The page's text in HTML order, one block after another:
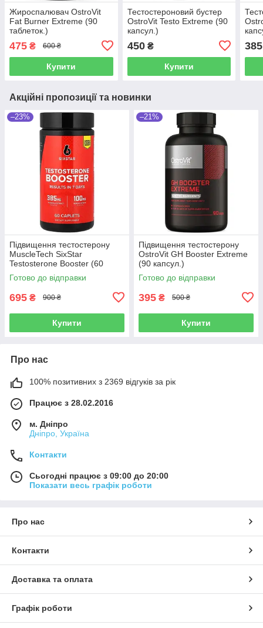
Жироспалювач OstroVit
Fat Burner Extreme (90
таблеток.)
475 ₴ 600 ₴
Купити
Тестостероновий бустер
OstroVit Testo Extreme (90
капсул.)
450₴
Купити
385
Акційні пропозиції та новинки
–23%
Підвищення тестостерону
MuscleTech SixStar
Testosterone Booster (60
капсул.)
Готово до відправки
695 ₴ 900 ₴
Купити
–21%
Підвищення тестостерону
OstroVit GH Booster Extreme
(90 капсул.)
Готово до відправки
395 ₴ 500 ₴
Купити
Про нас
100% позитивних з 2369 відгуків за рік
Працює з 28.02.2016
м. Дніпро
Дніпро, Україна
Контакти
Сьогодні працює з 09:00 до 20:00
Показати весь графік роботи
Про нас
Контакти
Доставка та оплата
Графік роботи